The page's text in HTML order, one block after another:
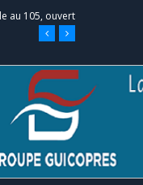
28 mai à
procuration
de
et à une